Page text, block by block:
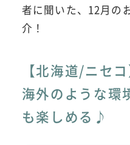
者に聞いた、12月の
介！
【北海道/ニセ
海外のような環
も楽しめる♪